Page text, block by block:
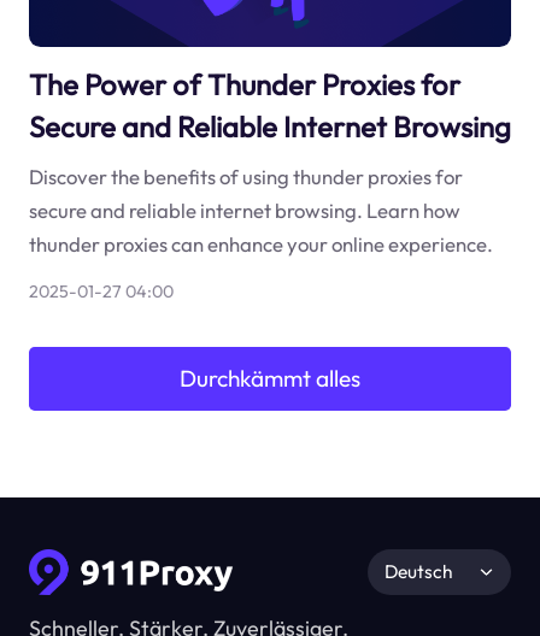
The Power of Thunder Proxies for
Secure and Reliable Internet Browsing
Discover the benefits of using thunder proxies for
secure and reliable internet browsing. Learn how
thunder proxies can enhance your online experience.
2025-01-27 04:00
Durchkämmt alles
Schneller, Stärker, Zuverlässiger.
Deutsch